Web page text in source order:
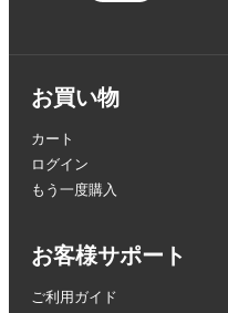
お買い物
カート
ログイン
もう一度購入
お客様サポート
ご利用ガイド